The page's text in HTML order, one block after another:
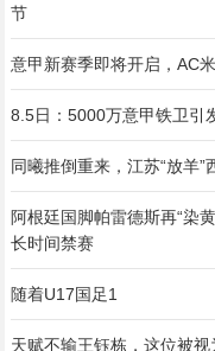
节
意甲新赛季即将开启，AC
8.5日：5000万意甲铁卫引
同曦推倒重来，江苏“放羊
阿根廷国脚帕雷德斯再“染
长时间禁赛
随着U17国足1
天赋不输王钰栋，这位被